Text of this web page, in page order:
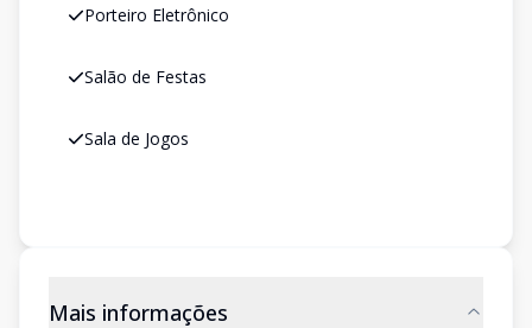
Porteiro Eletrônico
Salão de Festas
Sala de Jogos
Mais informações